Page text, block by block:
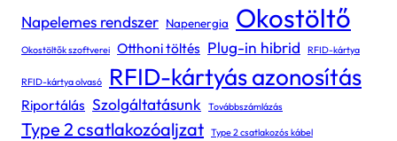
Napelemes rendszer Napenergia Okostöltő
Okostöltők szoftverei Otthoni töltés Plug-in hibrid RFID-kártya
RFID-kártya olvasó RFID-kártyás azonosítás
Riportálás Szolgáltatásunk Továbbszámlázás
Type 2 csatlakozóaljzat Type 2 csatlakozós kábel